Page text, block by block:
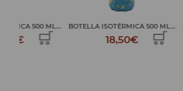
BOTELLA ISOTÉRMICA 500 ML... BOTELLA